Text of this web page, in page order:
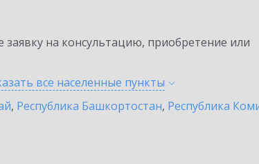
на консультацию, приобретение или
все населенные пункты
, Республика Башкортостан, Республика